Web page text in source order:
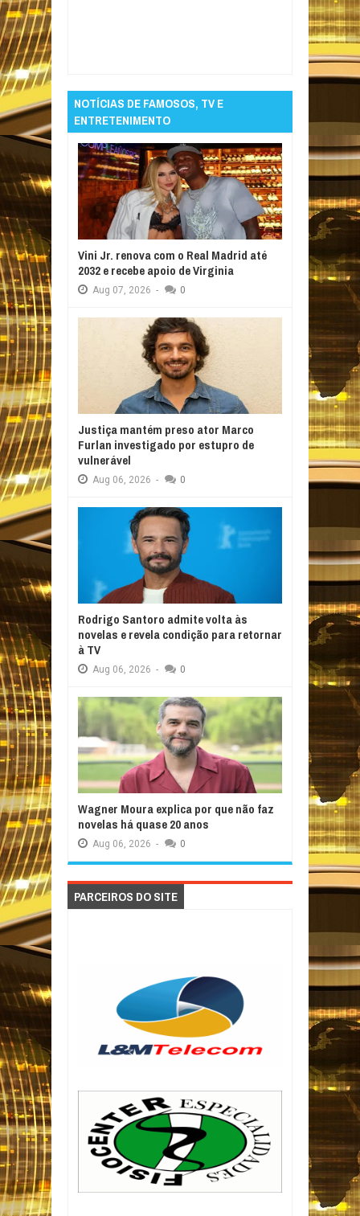
NOTÍCIAS DE FAMOSOS, TV E
ENTRETENIMENTO
Vini Jr. renova com o Real Madrid até
2032 e recebe apoio de Virginia
Aug 07, 2026 - 0
Justiça mantém preso ator Marco
Furlan investigado por estupro de
vulnerável
Aug 06, 2026 - 0
Rodrigo Santoro admite volta às
novelas e revela condição para retornar
à TV
Aug 06, 2026 - 0
Wagner Moura explica por que não faz
novelas há quase 20 anos
Aug 06, 2026 - 0
PARCEIROS DO SITE